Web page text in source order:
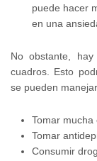
puede hacer
en una
No obstante,
cuadros. Esto
se pueden
Tomar mucha
Tomar
Consumir